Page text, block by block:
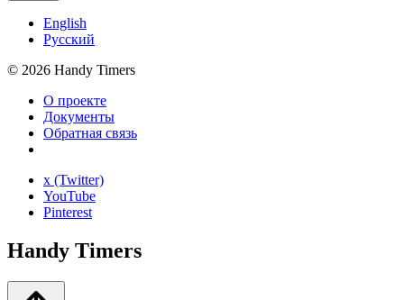
English
Русский
© 2026 Handy Timers
О проекте
Документы
Обратная связь
x (Twitter)
YouTube
Pinterest
Handy Timers